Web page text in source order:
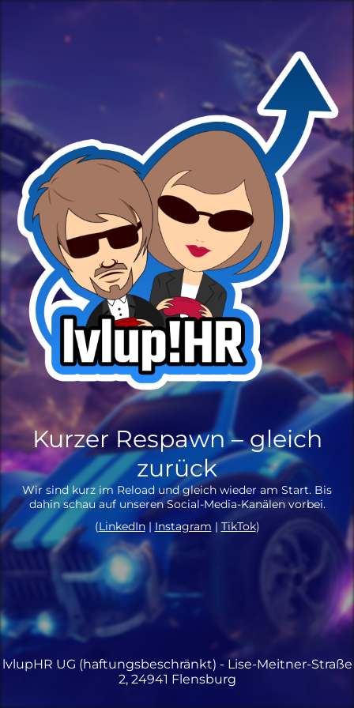
Kurzer Respawn – gleich
zurück
Wir sind kurz im Reload und gleich wieder am Start. Bis
dahin schau auf unseren Social-Media-Kanälen vorbei.
(LinkedIn|Instagram | TikTok)
lvlupHR UG (haftungsbeschränkt) - Lise-Meitner-Straße
2, 24941 Flensburg